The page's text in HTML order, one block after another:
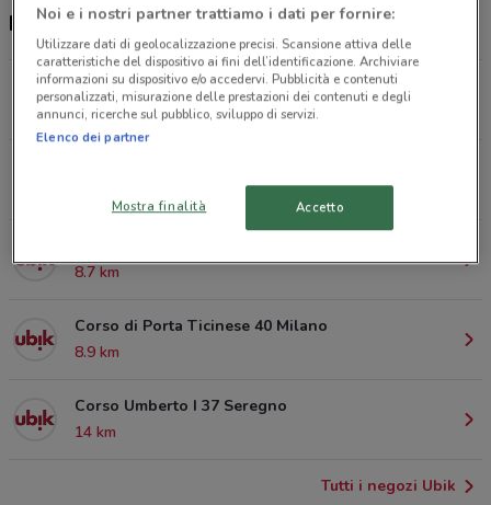
Negozi Ubik a Novate Milanese
Via Monte Rosa 91 Milano
6 km
8.7 km
Corso di Porta Ticinese 40 Milano
8.9 km
Corso Umberto I 37 Seregno
14 km
Tutti i negozi Ubik
Noi e i nostri partner trattiamo i dati per fornire:
Utilizzare dati di geolocalizzazione precisi. Scansione attiva delle
caratteristiche del dispositivo ai fini dell’identificazione. Archiviare
informazioni su dispositivo e/o accedervi. Pubblicità e contenuti
personalizzati, misurazione delle prestazioni dei contenuti e degli
annunci, ricerche sul pubblico, sviluppo di servizi.
Elenco dei partner
Mostra finalità Accetto